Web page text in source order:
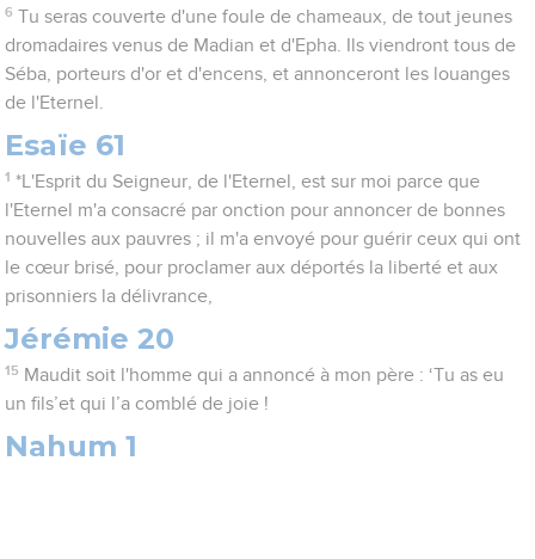
6 Tu seras couverte d'une foule de chameaux, de tout jeunes
dromadaires venus de Madian et d'Epha. Ils viendront tous de
Séba, porteurs d'or et d'encens, et annonceront les louanges
de l'Eternel.
Esaïe 61
1 *L'Esprit du Seigneur, de l'Eternel, est sur moi parce que
l'Eternel m'a consacré par onction pour annoncer de bonnes
nouvelles aux pauvres ; il m'a envoyé pour guérir ceux qui ont
le cœur brisé, pour proclamer aux déportés la liberté et aux
prisonniers la délivrance,
Jérémie 20
15 Maudit soit l'homme qui a annoncé à mon père : ‘Tu as eu
un fils’et qui l’a comblé de joie !
Nahum 1